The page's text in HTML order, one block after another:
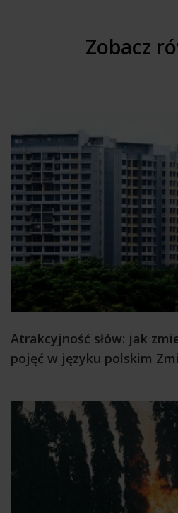
Zobacz
Atrakcyjność słów: jak
pojęć w języku polskim